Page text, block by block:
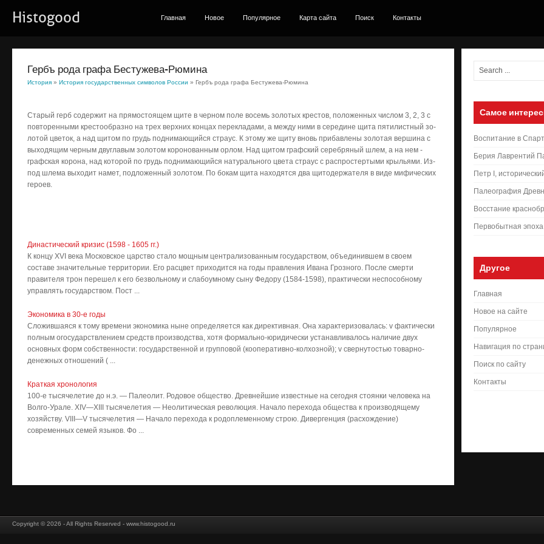
Histogood Главная Новое Популярное Карта сайта Поиск Контакты
Гербъ рода графа Бестужева-Рюмина
История » История государственных символов России » Гербъ рода графа Бестужева-Рюмина
Старый герб содержит на прямостоящем щите в черном поле восемь золотых крестов, положенных числом 3, 2, 3 с
повторенными крестообразно на трех верхних концах пере­кладами, а между ними в се­редине щита пятилистный зо­
лотой цветок, а над щитом по грудь поднимающийся стра­ус. К этому же щиту вновь прибавлены золотая вершина с
выходящим черным двугла­вым золотом коронованным орлом. Над щитом графский серебряный шлем, а на нем -
графская корона, над которой по грудь поднимающийся натурального цвета страус с распростертыми крыльями. Из-
под шлема выходит намет, подло­женный золотом. По бокам щита находятся два щитодержателя в виде ми­фических
героев.
Династический кризис (1598 - 1605 гг.)
К концу XVI века Московское царство стало мощным централизованным государством, объединившем в своем
составе значительные территории. Его расцвет приходится на годы правления Ивана Грозного. После смерти
правителя трон перешел к его безвольному и слабоумному сыну Федору (1584-1598), практически неспособному
управлять государством. Пост ...
Экономика в 30-е годы
Сложившаяся к тому времени экономика ныне определяется как директивная. Она характеризовалась: v фактически
полным огосударствлением средств производства, хотя формально-юридически устанавливалось наличие двух
основных форм собственности: государственной и групповой (кооперативно-колхозной); v свернутостью товарно-
денежных отношений ( ...
Краткая хронология
100-е тысячелетие до н.э. — Палеолит. Родовое общество. Древнейшие известные на сегодня стоянки человека на
Волго-Урале. XIV—XIII тысячелетия — Неолитическая революция. Начало перехода общества к производящему
хозяйству. VIII—V тысячелетия — Начало перехода к родоплеменному строю. Дивергенция (расхождение)
современных семей языков. Фо ...
Самое
Воспитание в
Берия Лаврентий
Петр I,
Палеография
Восстание
Первобытная
Другое
Главная
Новое на сайте
Популярное
Навигация по
Поиск по сайту
Контакты
Copyright © 2026 - All Rights Reserved - www.histogood.ru